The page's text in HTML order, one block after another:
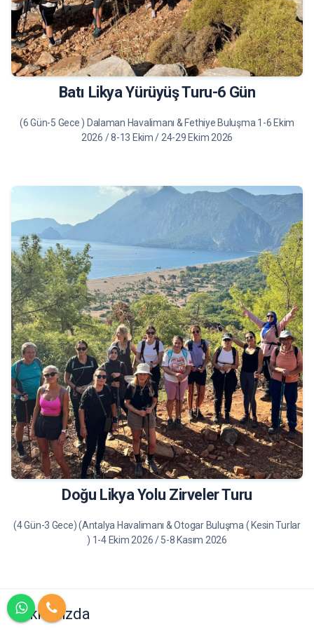
28.500 TL Tur Bilgileri
Batı Likya Yürüyüş Turu-6 Gün
(6 Gün-5 Gece ) Dalaman Havalimanı & Fethiye Buluşma 1-6 Ekim
2026 / 8-13 Ekim / 24-29 Ekim 2026
19.900 TL Tur Bilgileri
Doğu Likya Yolu Zirveler Turu
(4 Gün-3 Gece) (Antalya Havalimanı & Otogar Buluşma ( Kesin Turlar
) 1-4 Ekim 2026 / 5-8 Kasım 2026
Hakkımızda